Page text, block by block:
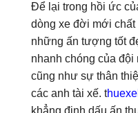
Để lại trong hồi ức
dòng xe đời mới
những ấn tượng tốt
nhanh chóng của
cũng như sự thân
các anh tài xế. t